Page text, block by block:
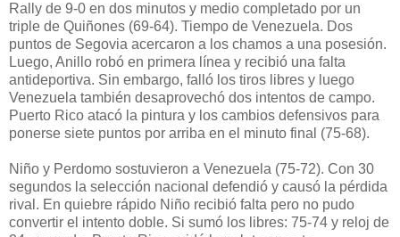
Rally de 9-0 en dos minutos y medio completado por un
triple de Quiñones (69-64). Tiempo de Venezuela. Dos
puntos de Segovia acercaron a los chamos a una posesión.
Luego, Anillo robó en primera línea y recibió una falta
antideportiva. Sin embargo, falló los tiros libres y luego
Venezuela también desaprovechó dos intentos de campo.
Puerto Rico atacó la pintura y los cambios defensivos para
ponerse siete puntos por arriba en el minuto final (75-68).
Niño y Perdomo sostuvieron a Venezuela (75-72). Con 30
segundos la selección nacional defendió y causó la pérdida
rival. En quiebre rápido Niño recibió falta pero no pudo
convertir el intento doble. Si sumó los libres: 75-74 y reloj de